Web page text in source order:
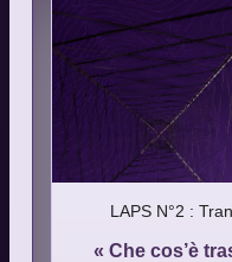
LAPS N°2 :
« Che cos’è